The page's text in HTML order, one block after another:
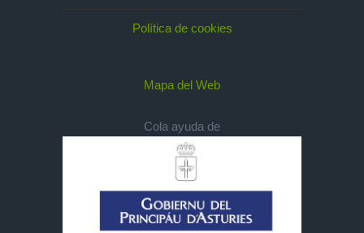
Política de cookies
Mapa del Web
Cola ayuda de